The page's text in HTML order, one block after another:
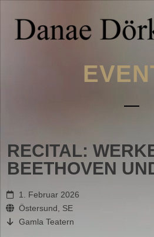
RECITAL:
BEETHOVEN
1. Februar 2026
Östersund, SE
Gamla Teatern